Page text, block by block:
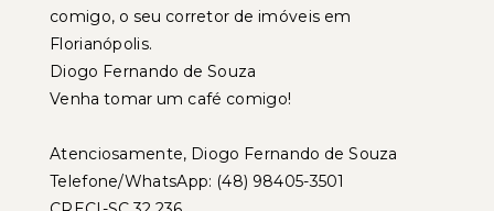
comigo, o seu corretor de imóveis em
Florianópolis.
Diogo Fernando de Souza
Venha tomar um café comigo!
Atenciosamente, Diogo Fernando de Souza
Telefone/WhatsApp: (48) 98405-3501